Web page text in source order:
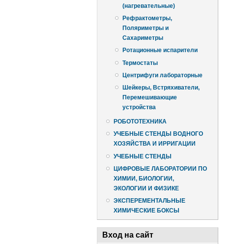
(нагревательные)
Рефрактометры,
Поляриметры и
Сахариметры
Ротационные испарители
Термостаты
Центрифуги лабораторные
Шейкеры, Встряхиватели,
Перемешивающие
устройства
РОБОТОТЕХНИКА
УЧЕБНЫЕ СТЕНДЫ ВОДНОГО
ХОЗЯЙСТВА И ИРРИГАЦИИ
УЧЕБНЫЕ СТЕНДЫ
ЦИФРОВЫЕ ЛАБОРАТОРИИ ПО
ХИМИИ, БИОЛОГИИ,
ЭКОЛОГИИ И ФИЗИКЕ
ЭКСПЕРЕМЕНТАЛЬНЫЕ
ХИМИЧЕСКИЕ БОКСЫ
Вход на сайт